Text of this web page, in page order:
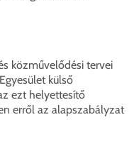
közművelődési tervei
külső
ezt helyettesítő
erről az alapszabályzat